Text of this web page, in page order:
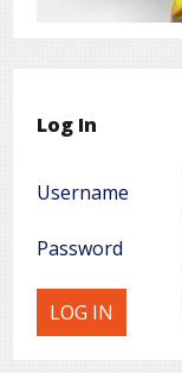
Log In
Username
Password